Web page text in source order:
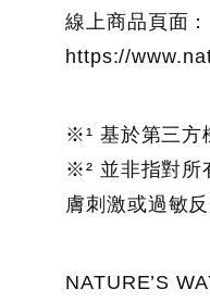
線上商品頁面：
https://
※¹ 基於第三方
※² 並非指對所
膚刺激或過敏反
NATURE’S